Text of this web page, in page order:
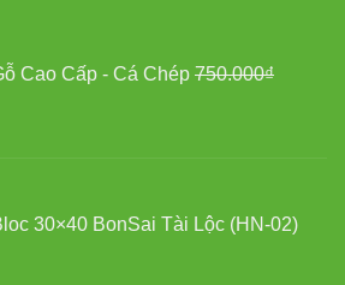
Cao Cấp - Cá Chép 750.000₫
30×40 BonSai Tài Lộc (HN-02)